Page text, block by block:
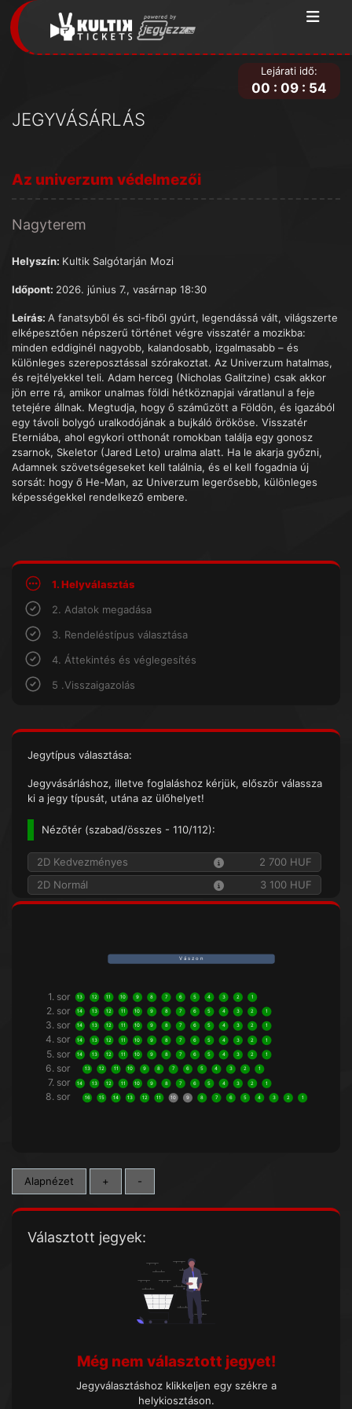
JEGYVÁSÁRLÁS
Lejárati idő:
00 : 09 : 54
Az univerzum védelmezői
Nagyterem
Helyszín: Kultik Salgótarján Mozi
Időpont: 2026. június 7., vasárnap 18:30
Leírás: A fanatsyből és sci-fiből gyúrt, legendássá vált, világszerte
elképesztően népszerű történet végre visszatér a mozikba:
minden eddiginél nagyobb, kalandosabb, izgalmasabb – és
különleges szereposztással szórakoztat. Az Univerzum hatalmas,
és rejtélyekkel teli. Adam herceg (Nicholas Galitzine) csak akkor
jön erre rá, amikor unalmas földi hétköznapjai váratlanul a feje
tetejére állnak. Megtudja, hogy ő száműzött a Földön, és igazából
egy távoli bolygó uralkodójának a bujkáló örököse. Visszatér
Eterniába, ahol egykori otthonát romokban találja egy gonosz
zsarnok, Skeletor (Jared Leto) uralma alatt. Ha le akarja győzni,
Adamnek szövetségeseket kell találnia, és el kell fogadnia új
sorsát: hogy ő He-Man, az Univerzum legerősebb, különleges
képességekkel rendelkező embere.
1. Helyválasztás
2. Adatok megadása
3. Rendeléstípus választása
4. Áttekintés és véglegesítés
5 .Visszaigazolás
Jegytípus választása:
Jegyvásárláshoz, illetve foglaláshoz kérjük, először válassza
ki a jegy típusát, utána az ülőhelyet!
Nézőtér (szabad/összes - 110/112):
2D Kedvezményes
2 700 HUF
2D Normál
3 100 HUF
V á s z o n
1. sor 13 12 11 10 9 8 7 6 5 4 3 2 1
2. sor 14 13 12 11 10 9 8 7 6 5 4 3 2 1
3. sor 14 13 12 11 10 9 8 7 6 5 4 3 2 1
4. sor 14 13 12 11 10 9 8 7 6 5 4 3 2 1
5. sor 14 13 12 11 10 9 8 7 6 5 4 3 2 1
6. sor 13 12 11 10 9 8 7 6 5 4 3 2 1
7. sor 14 13 12 11 10 9 8 7 6 5 4 3 2 1
8. sor 16 15 14 13 12 11 10 9 8 7 6 5 4 3 2 1
Alapnézet + -
Választott jegyek:
Még nem választott jegyet!
Jegyválasztáshoz klikkeljen egy székre a
helykiosztáson.